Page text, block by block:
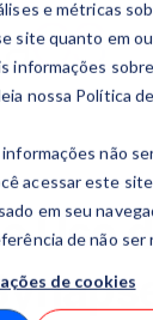
e métricas
site quanto em
informações
nossa Política de
não
acessar este
em seu
de não ser
de cookies
Uso